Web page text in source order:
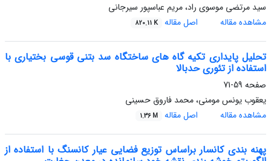
سید مرتضی موسوی راد، مریم عباسپور سیرجانی
مشاهده مقاله
اصل مقاله 820.11 K
تحلیل پایداری تکیه گاه های ساختگاه سد بتنی قوسی بختیاری با
استفاده از تئوری حدبالا
صفحه 59-71
یعقوب یونس مومنی، محمد فاروق حسینی
مشاهده مقاله
اصل مقاله 1.36 M
پهنه بندی کانسار براساس توزیع فضایی عیار کانسنگ با استفاده از